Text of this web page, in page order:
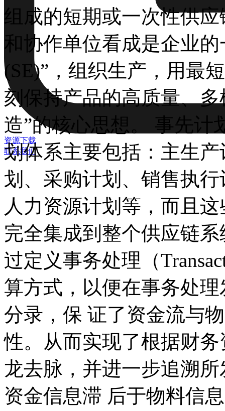
资源下载
联系我们
组成的短期或一次性供
和协作单位看成是企业
(SE)”，组织生产，用最
刻保持产品的高质量、
造”的核心思想。 事先计
划体系主要包括：主生
划、采购计划、销售执
人力资源计划等，而且
完全集成到整个供应链
过定义事务处理（
算方式，以便在事务处
分录，保 证了资金流与
性。从而实现了根据财
龙去脉，并进一步追溯
资金信息滞 后于物料信